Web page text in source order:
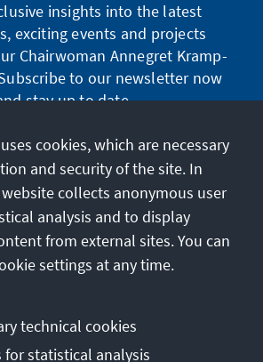
insights into the latest
exciting events and projects
Chairwoman Annegret Kramp-
to our newsletter now
stay up to date.
Subscribe now
foundation
cookies, which are necessary
and security of the site. In
collects anonymous user
analysis and to display
from external sites. You can
settings at any time.
technical cookies
for statistical analysis